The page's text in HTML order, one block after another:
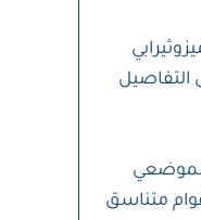
التفاصيل
متناسق